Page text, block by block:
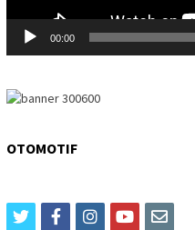
00:00
OTOMOTIF
twitterfacebookinstagram
youtubeemail